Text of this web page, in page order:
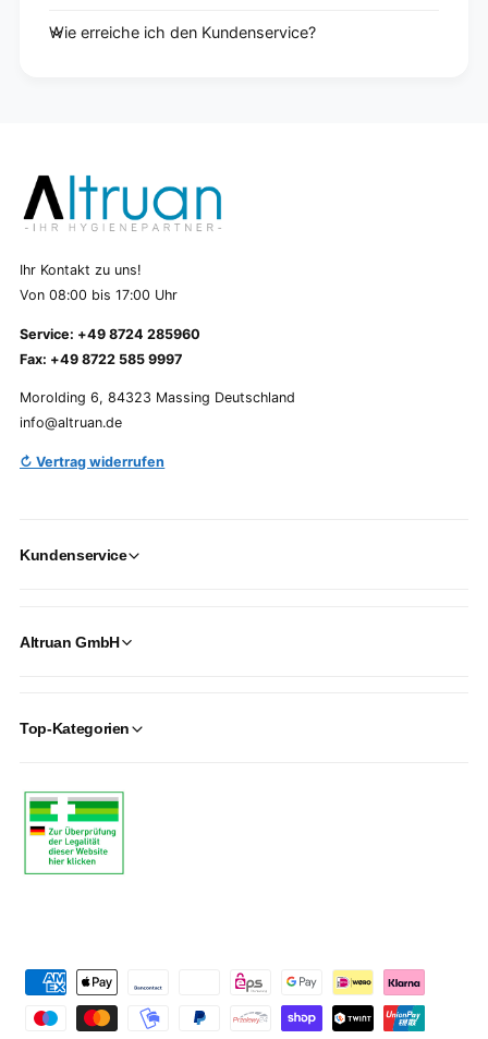
Wie erreiche ich den Kundenservice?
Ihr Kontakt zu uns!
Von 08:00 bis 17:00 Uhr
Service: +49 8724 285960
Fax: +49 8722 585 9997
Morolding 6, 84323 Massing Deutschland
info@altruan.de
↻ Vertrag widerrufen
Kundenservice
Altruan GmbH
Top-Kategorien